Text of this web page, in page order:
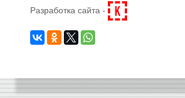
Разработка сайта -